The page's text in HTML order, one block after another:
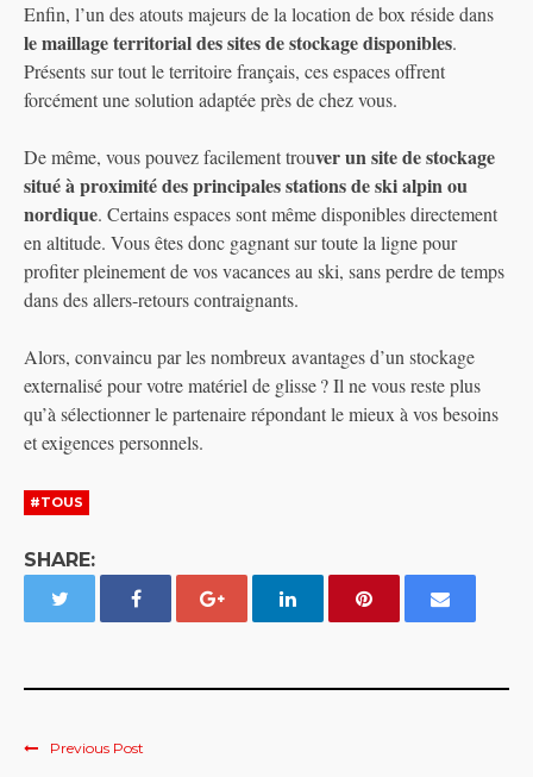
Enfin, l’un des atouts majeurs de la location de box réside dans
le maillage territorial des sites de stockage disponibles.
Présents sur tout le territoire français, ces espaces offrent
forcément une solution adaptée près de chez vous.
De même, vous pouvez facilement trouver un site de stockage
situé à proximité des principales stations de ski alpin ou
nordique. Certains espaces sont même disponibles directement
en altitude. Vous êtes donc gagnant sur toute la ligne pour
profiter pleinement de vos vacances au ski, sans perdre de temps
dans des allers-retours contraignants.
Alors, convaincu par les nombreux avantages d’un stockage
externalisé pour votre matériel de glisse ? Il ne vous reste plus
qu’à sélectionner le partenaire répondant le mieux à vos besoins
et exigences personnels.
#TOUS
SHARE:
Previous Post